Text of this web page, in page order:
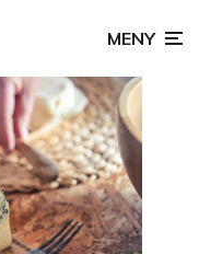
MENY